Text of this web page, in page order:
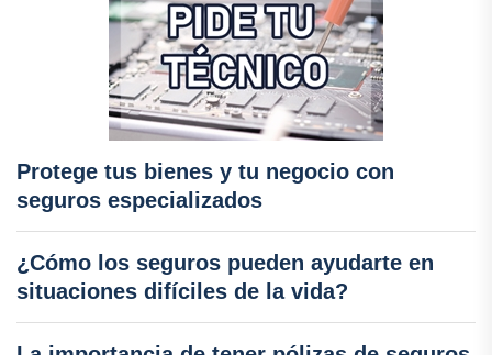
Protege tus bienes y tu negocio con
seguros especializados
¿Cómo los seguros pueden ayudarte en
situaciones difíciles de la vida?